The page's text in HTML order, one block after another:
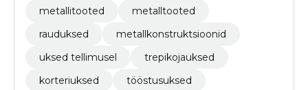
metallitooted
metalltooted
rauduksed
metallkonstruktsioonid
uksed tellimusel
trepikojauksed
korteriuksed
tööstusuksed